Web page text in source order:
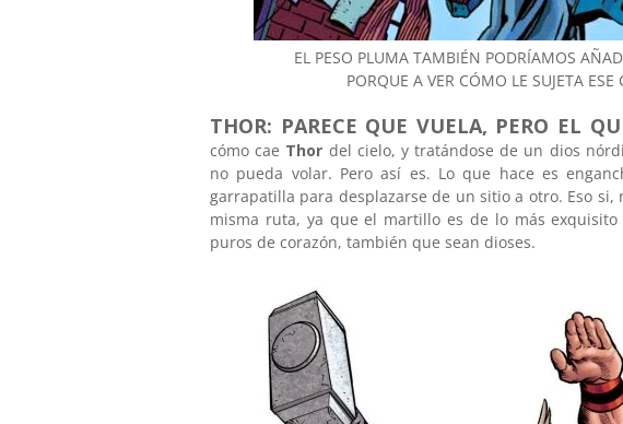
EL PESO PLUMA TAMBIÉN PODRÍAMOS
PORQUE A VER CÓMO LE SUJETA
THOR: PARECE QUE VUELA, PERO EL
cómo cae Thor del cielo, y tratándose de un dios
no pueda volar. Pero así es. Lo que hace es
garrapatilla para desplazarse de un sitio a otro. Eso
misma ruta, ya que el martillo es de lo más
puros de corazón, también que sean dioses.